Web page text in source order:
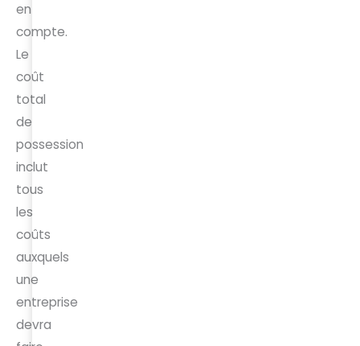
en
compte.
Le
coût
total
de
possession
inclut
tous
les
coûts
auxquels
une
entreprise
devra